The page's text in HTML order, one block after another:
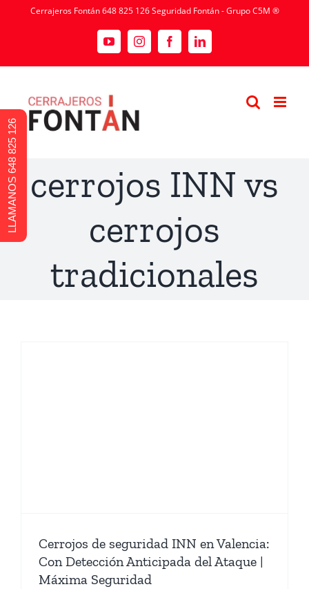
Cerrajeros Fontán 648 825 126 Seguridad Fontán - Grupo C5M ®
cerrojos INN vs
cerrojos
tradicionales
Cerrojos de seguridad INN en Valencia:
Con Detección Anticipada del Ataque |
Máxima Seguridad
LLAMANOS 648 825 126